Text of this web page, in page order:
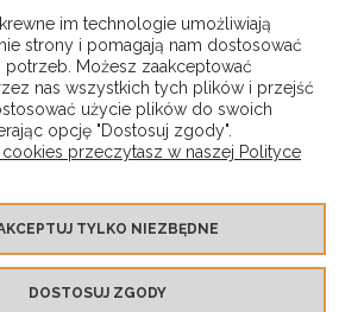
MOJE KONTO
GWARANCJA I ZWROTY
im technologie umożliwiają
strony i pomagają nam dostosować
Możesz zaakceptować
nas wszystkich tych plików i przejść
użycie plików do swoich
opcję "Dostosuj zgody".
przeczytasz w naszej Polityce
TYLKO NIEZBĘDNE
DOSTOSUJ ZGODY